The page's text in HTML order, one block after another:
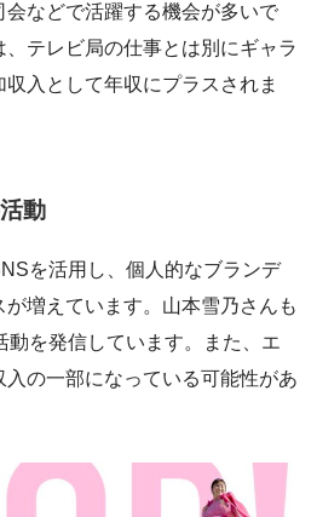
会などで活躍する機会が多いで
テレビ局の仕事とは別にギャラ
入として年収にプラスされま
動
を活用し、個人的なブランデ
が増えています。山本雪乃さんも
動を発信しています。また、エ
の一部になっている可能性があ